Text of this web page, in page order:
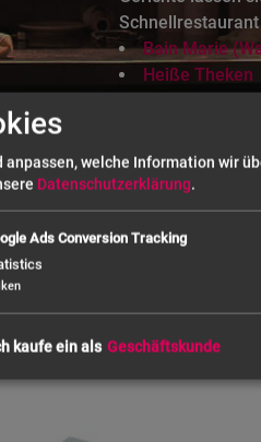
Bain Marie
Heiße Theken
in
Du unsere aktuellen
anpassen, welche Information wir
Datenschutzerklärung.
Ads Conversion Tracking
kaufe ein als